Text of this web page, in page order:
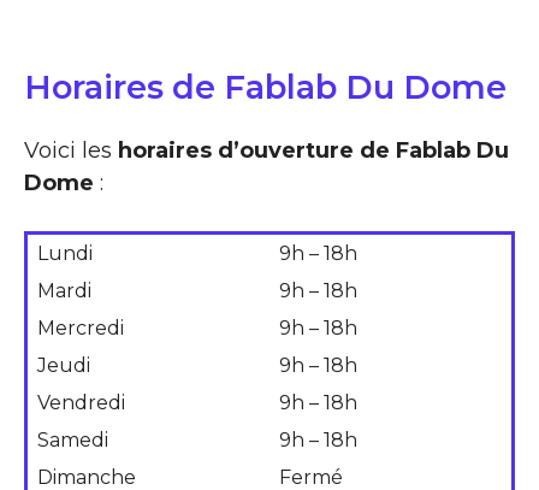
Horaires de Fablab Du Dome
Voici les horaires d’ouverture de Fablab Du
Dome :
Lundi
9h – 18h
Mardi
9h – 18h
Mercredi
9h – 18h
Jeudi
9h – 18h
Vendredi
9h – 18h
Samedi
9h – 18h
Dimanche
Fermé